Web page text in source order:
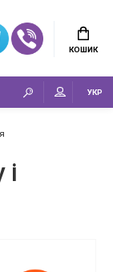
КОШИК
УКР